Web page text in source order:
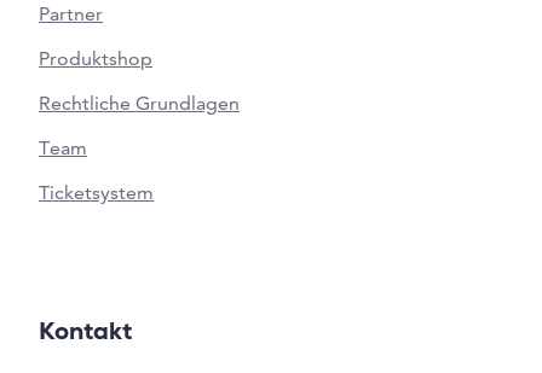
Partner
Produktshop
Rechtliche Grundlagen
Team
Ticketsystem
Kontakt